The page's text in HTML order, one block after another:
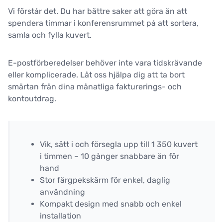
Vi förstår det. Du har bättre saker att göra än att
spendera timmar i konferensrummet på att sortera,
samla och fylla kuvert.
E-postförberedelser behöver inte vara tidskrävande
eller komplicerade. Låt oss hjälpa dig att ta bort
smärtan från dina månatliga fakturerings- och
kontoutdrag.
Vik, sätt i och försegla upp till 1 350 kuvert
i timmen – 10 gånger snabbare än för
hand
Stor färgpekskärm för enkel, daglig
användning
Kompakt design med snabb och enkel
installation